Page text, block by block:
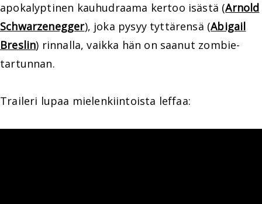
apokalyptinen kauhudraama kertoo isästä (Arnold
Schwarzenegger), joka pysyy tyttärensä (Abigail
Breslin) rinnalla, vaikka hän on saanut zombie-
tartunnan.
Traileri lupaa mielenkiintoista leffaa: